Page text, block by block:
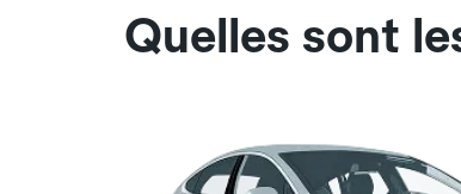
Quelles sont